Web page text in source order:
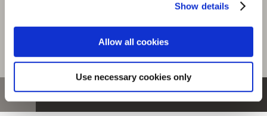
Show details
Allow all cookies
Use necessary cookies only
おすすめ商品